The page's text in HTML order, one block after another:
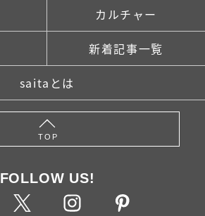
カルチャー
新着記事一覧
saitaとは
TOP
FOLLOW US!